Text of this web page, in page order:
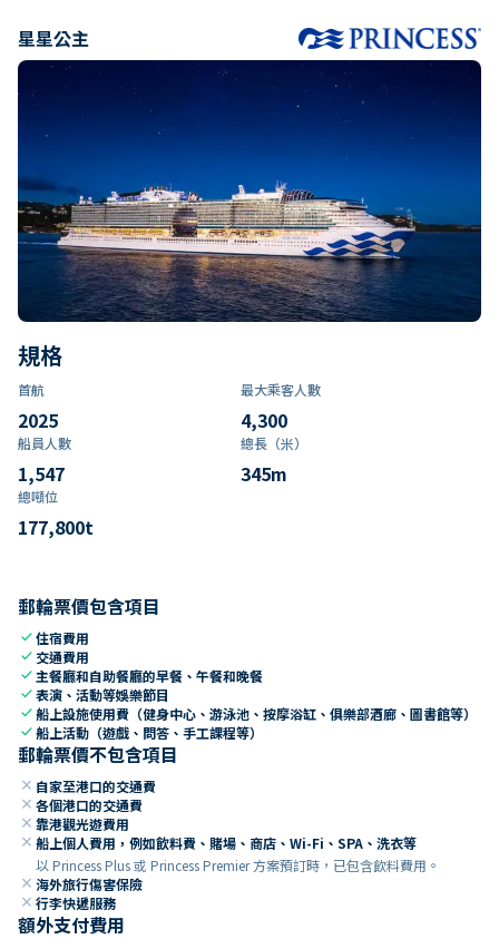
星星公主
規格
首航
2025
最大乘客人數
4,300
船員人數
1,547
總長（米）
345m
總噸位
177,800t
郵輪票價包含項目
check住宿費用
check 交通費用
check 主餐廳和自助餐廳的早餐、午餐和晚餐
check表演、活動等娛樂節目
check船上設施使用費（健身中心、游泳池、按摩浴缸、俱樂部酒廊、圖書館等）
check船上活動（遊戲、問答、手工課程等）
郵輪票價不包含項目
close 自家至港口的交通費
close 各個港口的交通費
close 靠港觀光遊費用
close 船上個人費用，例如飲料費、賭場、商店、Wi-Fi、SPA、洗衣等
以 Princess Plus 或 Princess Premier 方案預訂時，已包含飲料費用。
close 海外旅行傷害保險
close 行李快遞服務
額外支付費用